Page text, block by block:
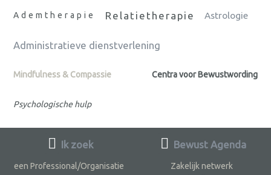
Ademtherapie Relatietherapie Astrologie
Administratieve dienstverlening
Mindfulness & Compassie Centra voor Bewustwording
Psychologische hulp
Ik zoek
een Professional/Organisatie
Bewust Agenda
Zakelijk netwerk